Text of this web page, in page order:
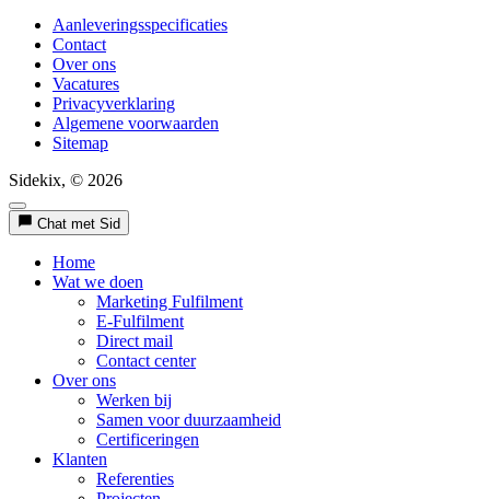
Aanleveringsspecificaties
Contact
Over ons
Vacatures
Privacyverklaring
Algemene voorwaarden
Sitemap
Sidekix, © 2026
Chat met Sid
Home
Wat we doen
Marketing Fulfilment
E-Fulfilment
Direct mail
Contact center
Over ons
Werken bij
Samen voor duurzaamheid
Certificeringen
Klanten
Referenties